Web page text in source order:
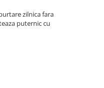
zilnica fara
puternic cu